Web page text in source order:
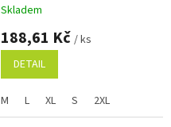
Skladem
188,61 Kč / ks
DETAIL
M L XL S 2XL